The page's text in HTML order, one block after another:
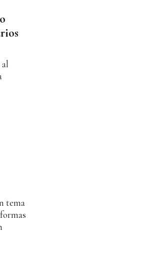
tema